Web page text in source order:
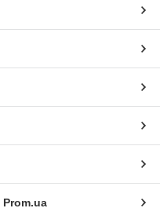
Prom.ua